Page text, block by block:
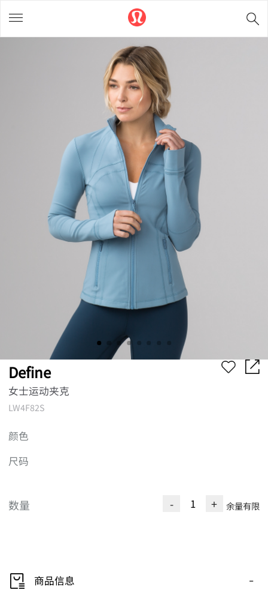
Define
女士运动夹克
LW4F82S
颜色
尺码
数量 - + 余量有限
商品信息 -